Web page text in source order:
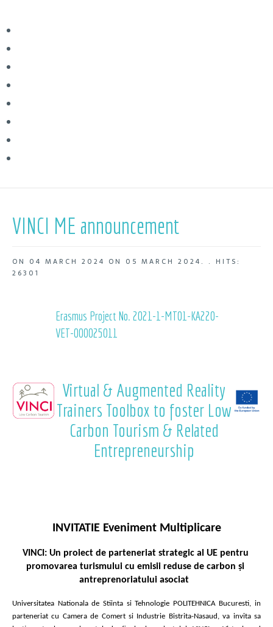
VINCI ME announcement
ON 04 MARCH 2024 ON 05 MARCH 2024 . . HITS:
26301
Erasmus Project No. 2021-1-MT01-KA220-
VET-000025011
Virtual & Augmented Reality
Trainers Toolbox to foster Low
Carbon Tourism & Related
Entrepreneurship
INVITATIE Eveniment Multiplicare
VINCI: Un proiect de parteneriat strategic al UE pentru
promovarea turismului cu emisii reduse de carbon și
antreprenoriatului asociat
Universitatea Nationala de Stiinta si Tehnologie POLITEHNICA Bucuresti, in
parteneriat cu Camera de Comert si Industrie Bistrita-Nasaud, va invita sa